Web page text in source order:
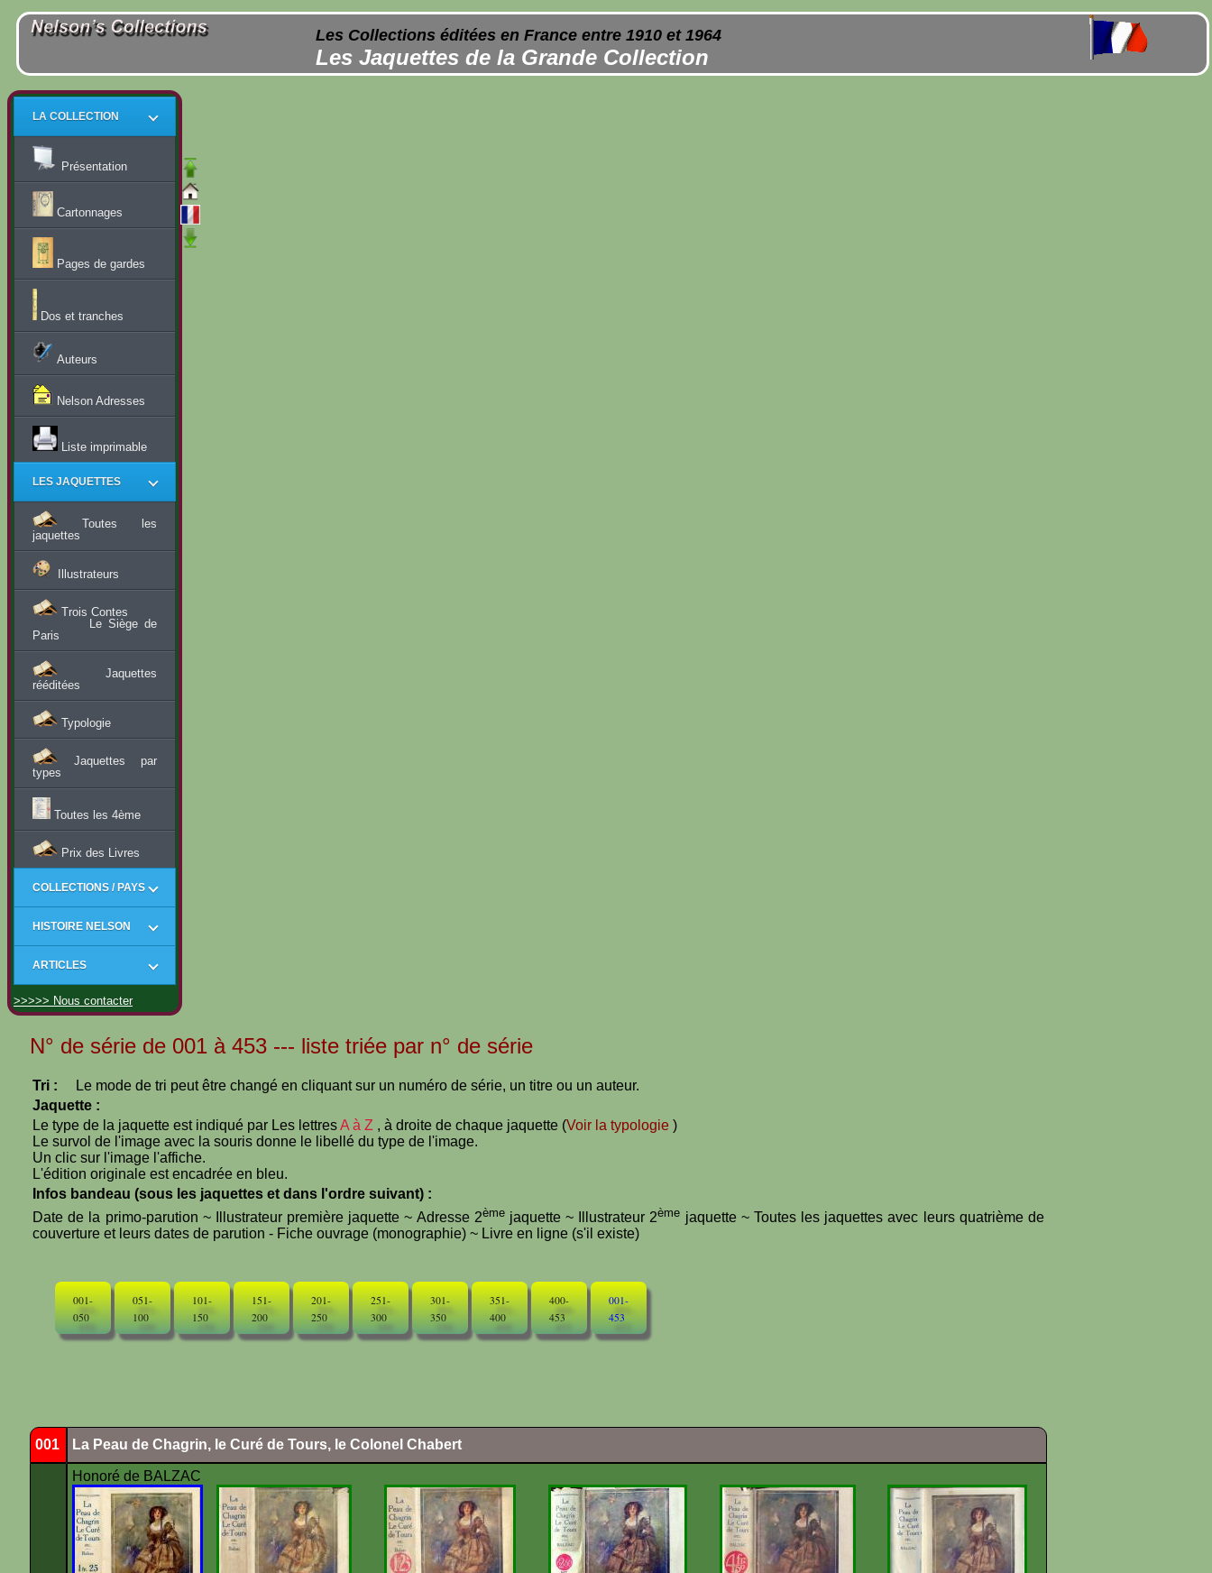
Les Collections éditées en France entre 1910 et 1964
Les Jaquettes de la Grande Collection
LA COLLECTION
Présentation
Cartonnages
Pages de gardes
Dos et tranches
Auteurs
Nelson Adresses
Liste imprimable
LES JAQUETTES
Toutes les
jaquettes
Illustrateurs
Trois Contes
Le Siège de
Paris
Jaquettes
rééditées
Typologie
Jaquettes par
types
Toutes les 4ème
Prix des Livres
COLLECTIONS / PAYS
HISTOIRE NELSON
ARTICLES
>>>>> Nous contacter
N° de série de 001 à 453 --- liste triée par n° de série
Tri :
Le mode de tri peut être changé en cliquant sur un numéro de série, un titre ou un auteur.
Jaquette :
Le type de la jaquette est indiqué par Les lettresA à Z , à droite de chaque jaquette (Voir la typologie )
Le survol de l'image avec la souris donne le libellé du type de l'image.
Un clic sur l'image l'affiche.
L'édition originale est encadrée en bleu.
Infos bandeau (sous les jaquettes et dans l'ordre suivant) :
Date de la primo-parution ~ Illustrateur première jaquette ~ Adresse 2èmejaquette ~ Illustrateur 2ème jaquette ~ Toutes les jaquettes avec leurs quatrième de
couverture et leurs dates de parution - Fiche ouvrage (monographie) ~ Livre en ligne (s'il existe)
001-
050
051-
100
101-
150
151-
200
201-
250
251-
300
301-
350
351-
400
400-
453
001-
453
001 La Peau de Chagrin, le Curé de Tours, le Colonel Chabert
Honoré de BALZAC